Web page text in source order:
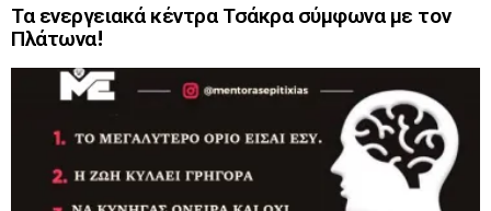
Τα ενεργειακά κέντρα Τσάκρα σύμφωνα με τον
Πλάτωνα!